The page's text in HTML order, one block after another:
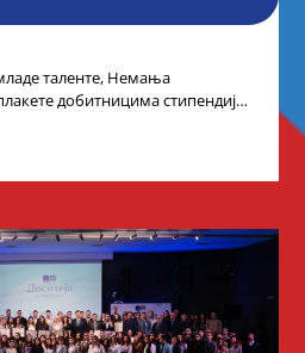
таленте, Немања
добитницима стипендије